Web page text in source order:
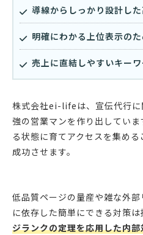
導線からしっかり設計し
明確にわかる上位表示の
売上に直結しやすいキー
株式会社ei-lifeは、宣伝代行に
強の営業マンを作り出してい
る状態に育てアクセスを集め
成功させます。
低品質ページの量産や雑な外
に依存した簡単にできる対策は
ジランクの定理を応用した内